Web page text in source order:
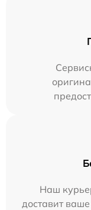
Наш
доставит